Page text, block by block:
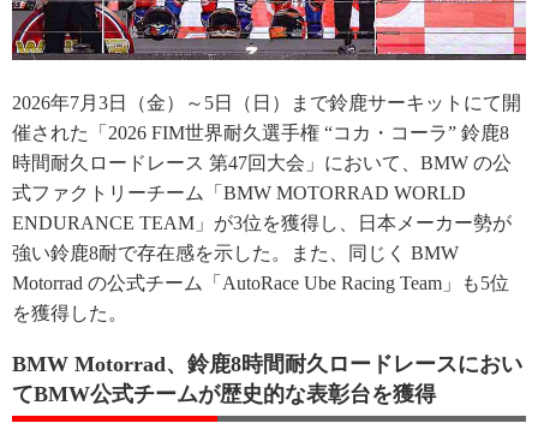
2026年7月3日（金）～5日（日）まで鈴鹿サーキットにて開
催された「2026 FIM世界耐久選手権 “コカ・コーラ” 鈴鹿8
時間耐久ロードレース 第47回大会」において、BMW の公
式ファクトリーチーム「BMW MOTORRAD WORLD
ENDURANCE TEAM」が3位を獲得し、日本メーカー勢が
強い鈴鹿8耐で存在感を示した。また、同じく BMW
Motorrad の公式チーム「AutoRace Ube Racing Team」も5位
を獲得した。
BMW Motorrad、鈴鹿8時間耐久ロードレースにおい
てBMW公式チームが歴史的な表彰台を獲得